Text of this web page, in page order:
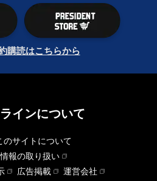
購読はこちらから
インについて
のサイトについて
報の取り扱い
広告掲載
運営会社